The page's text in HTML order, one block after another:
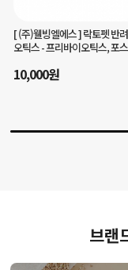
[ 맘마미아 ]헬로플라그아이
월분)눈건강 구강케어를 한번
45,000원
브랜